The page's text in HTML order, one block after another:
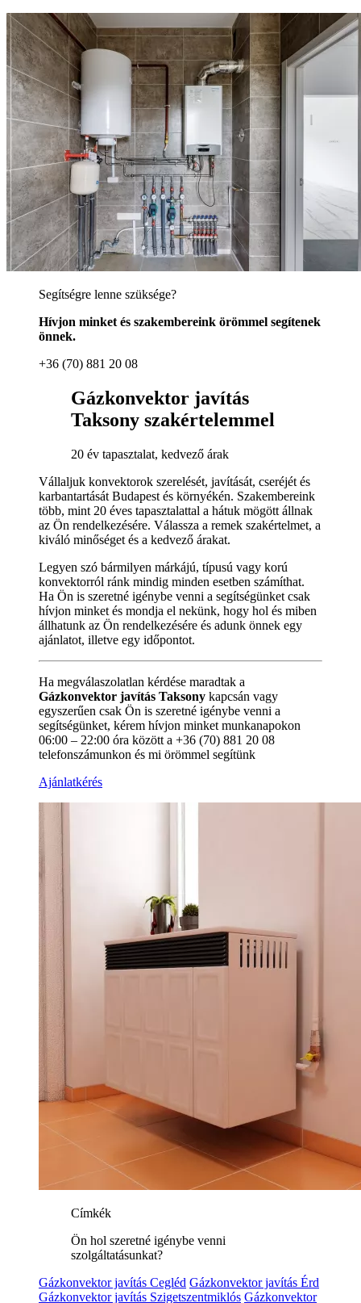
Segítségre lenne szüksége?
Hívjon minket és szakembereink örömmel segítenek
önnek.
+36 (70) 881 20 08
Gázkonvektor javítás
Taksony szakértelemmel
20 év tapasztalat, kedvező árak
Vállaljuk konvektorok szerelését, javítását, cseréjét és
karbantartását Budapest és környékén. Szakembereink
több, mint 20 éves tapasztalattal a hátuk mögött állnak
az Ön rendelkezésére. Válassza a remek szakértelmet, a
kiváló minőséget és a kedvező árakat.
Legyen szó bármilyen márkájú, típusú vagy korú
konvektorról ránk mindig minden esetben számíthat.
Ha Ön is szeretné igénybe venni a segítségünket csak
hívjon minket és mondja el nekünk, hogy hol és miben
állhatunk az Ön rendelkezésére és adunk önnek egy
ajánlatot, illetve egy időpontot.
Ha megválaszolatlan kérdése maradtak a
Gázkonvektor javítás Taksony kapcsán vagy
egyszerűen csak Ön is szeretné igénybe venni a
segítségünket, kérem hívjon minket munkanapokon
06:00 – 22:00 óra között a +36 (70) 881 20 08
telefonszámunkon és mi örömmel segítünk
Ajánlatkérés
Címkék
Ön hol szeretné igénybe venni
szolgáltatásunkat?
Gázkonvektor javítás Cegléd Gázkonvektor javítás Érd
Gázkonvektor javítás Szigetszentmiklós Gázkonvektor